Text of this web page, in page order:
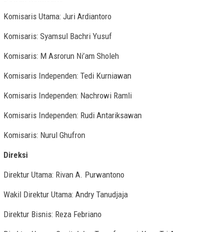
Komisaris Utama: Juri Ardiantoro
Komisaris: Syamsul Bachri Yusuf
Komisaris: M Asrorun Ni’am Sholeh
Komisaris Independen: Tedi Kurniawan
Komisaris Independen: Nachrowi Ramli
Komisaris Independen: Rudi Antariksawan
Komisaris: Nurul Ghufron
Direksi
Direktur Utama: Rivan A. Purwantono
Wakil Direktur Utama: Andry Tanudjaja
Direktur Bisnis: Reza Febriano